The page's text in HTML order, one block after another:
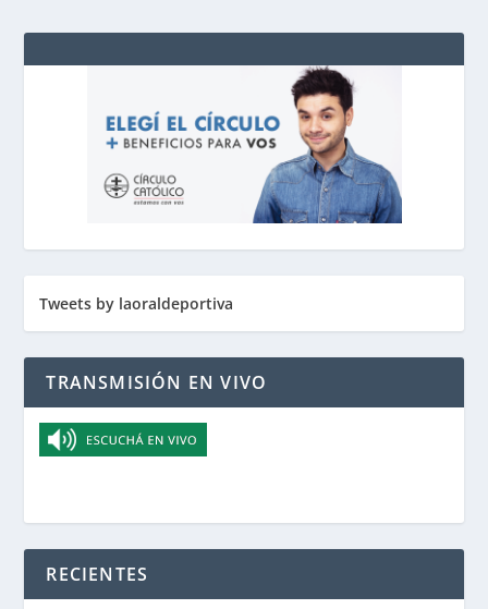
Tweets by laoraldeportiva
TRANSMISIÓN EN VIVO
RECIENTES